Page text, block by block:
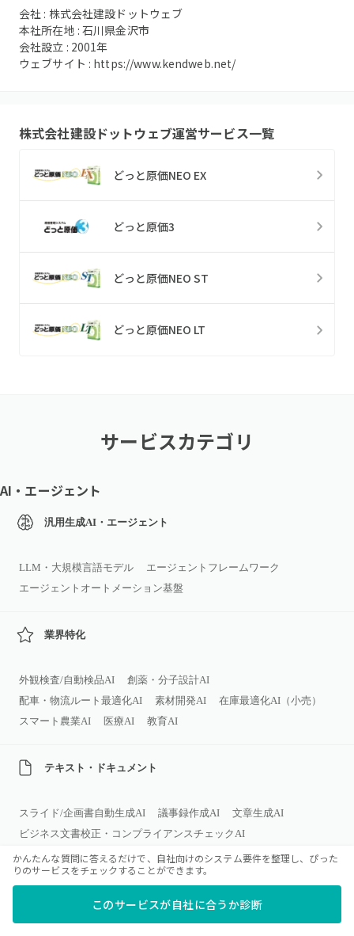
会社 : 株式会社建設ドットウェブ
本社所在地 :石川県金沢市
会社設立 : 2001年
ウェブサイト : https://www.kendweb.net/
株式会社建設ドットウェブ運営サービス一覧
どっと原価NEO EX
どっと原価3
どっと原価NEO ST
どっと原価NEO LT
サービスカテゴリ
AI・エージェント
汎用生成AI・エージェント
LLM・大規模言語モデル
エージェントフレームワーク
エージェントオートメーション基盤
業界特化
外観検査/自動検品AI
創薬・分子設計AI
配車・物流ルート最適化AI
素材開発AI
在庫最適化AI（小売）
スマート農業AI
医療AI 教育AI
テキスト・ドキュメント
スライド/企画書自動生成AI 議事録作成AI
文章生成AI
ビジネス文書校正・コンプライアンスチェックAI
契約書管理・レビューAI
ナレッジ検索・社内QA（RAG）AI
テキスト分類・分析AI
画像・動画・デザイン
かんたんな質問に答えるだけで、自社向けのシステム要件を整理し、ぴった
りのサービスをチェックすることができます。
このサービスが自社に合うか診断